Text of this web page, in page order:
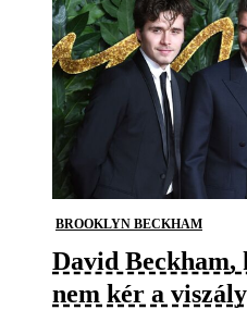
BROOKLYN BECKHAM
David Beckham,
nem kér a